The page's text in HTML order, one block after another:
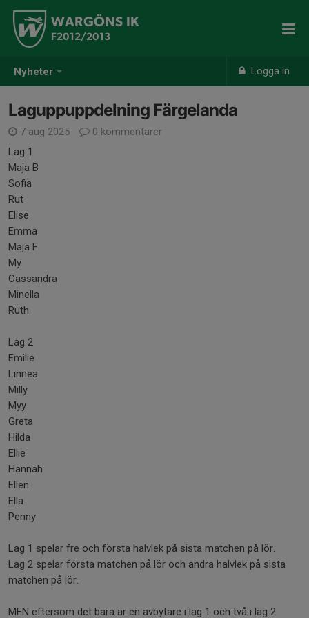
Nyheter Logga in
WARGÖNS IK
F2012/2013
Laguppuppdelning Färgelanda
7 aug 2025
0 kommentarer
Lag 1
Maja B
Sofia
Rut
Elise
Emma
Maja F
My
Cassandra
Minella
Ruth
Lag 2
Emilie
Linnea
Milly
Myy
Greta
Hilda
Ellie
Hannah
Ellen
Ella
Penny
Lag 1 spelar fre och första halvlek på sista matchen på lör.
Lag 2 spelar första matchen på lör och andra halvlek på sista
matchen på lör.
MEN eftersom det bara är en avbytare i lag 1 och två i lag 2